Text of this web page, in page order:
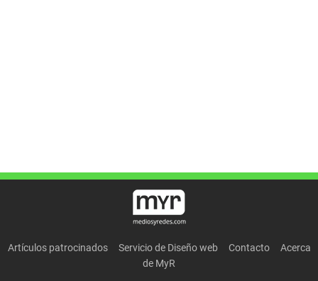
Artículos patrocinados Servicio de Diseño web Contacto
Acerca
de MyR